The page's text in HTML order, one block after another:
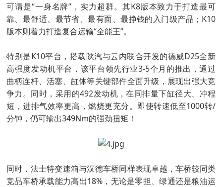
可谓是“一身名牌”，实力超群。其K8版本致力于打造最可
靠、最舒适、最节省、最有面、最挣钱的入门级产品；K10
版本则着力打造复合运输“全能王”。
特别是K10平台，搭载陕汽与云内联合开发的德威D25全新
高强度发动机平台，该平台领先行业3-5个月的推出，通过
曲柄连杆、活塞、缸体等关键部件全面升级，展现出强大竞
争力。同时，采用的492发动机，在同排量下缸径大、冲程
短，进排气效率更高，燃烧更充分。即使转速低至1000转/
分钟，仍可输出349Nm的强劲扭矩！
同时，法士特变速箱与汉德车桥同样表现卓越，车桥较同类
竞品车桥承载能力高出18%，无论是零担、绿通还是粮油运